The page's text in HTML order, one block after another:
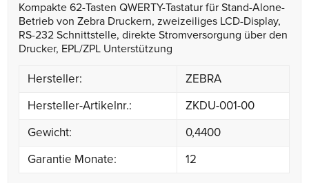
Kompakte 62-Tasten QWERTY-Tastatur für Stand-Alone-
Betrieb von Zebra Druckern, zweizeiliges LCD-Display,
RS-232 Schnittstelle, direkte Stromversorgung über den
Drucker, EPL/ZPL Unterstützung
Hersteller:
ZEBRA
Hersteller-Artikelnr.:
ZKDU-001-00
Gewicht:
0,4400
Garantie Monate:
12